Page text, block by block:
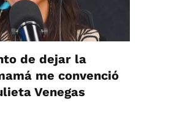
de dejar la
me convenció
Venegas